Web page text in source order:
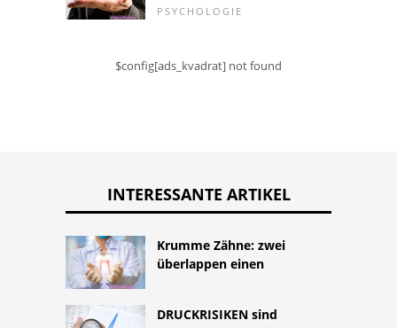
PSYCHOLOGIE
$config[ads_kvadrat] not found
INTERESSANTE ARTIKEL
Krumme Zähne: zwei
überlappen einen
DRUCKRISIKEN sind